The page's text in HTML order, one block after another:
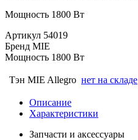
Мощность 1800 Вт
Артикул 54019
Бренд MIE
Мощность 1800 Вт
Тэн MIE Allegro нет на складе
Описание
Характеристики
Запчасти и аксессуары